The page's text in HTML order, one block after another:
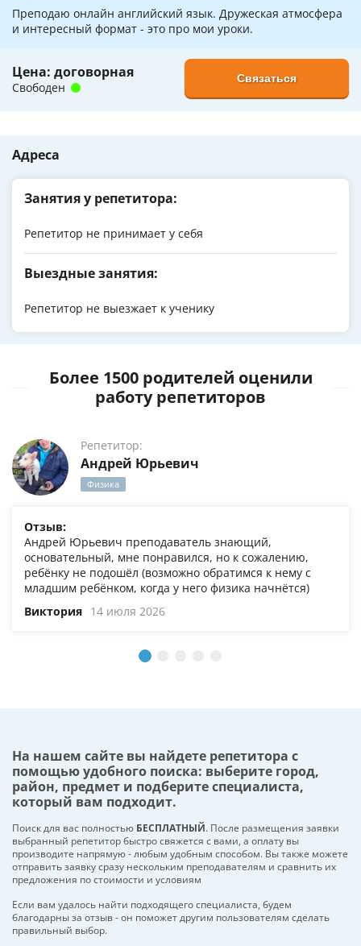
Преподаю онлайн английский язык. Дружеская атмосфера
и интересный формат - это про мои уроки.
Цена: договорная
Свободен
Связаться
Адреса
Занятия у репетитора:
Репетитор не принимает у себя
Выездные занятия:
Репетитор не выезжает к ученику
Более 1500 родителей оценили
работу репетиторов
Репетитор:
Андрей Юрьевич
Физика
Отзыв:
Андрей Юрьевич преподаватель знающий,
основательный, мне понравился, но к сожалению,
ребёнку не подошёл (возможно обратимся к нему с
младшим ребёнком, когда у него физика начнётся)
Виктория 14 июля 2026
На нашем сайте вы найдете репетитора с
помощью удобного поиска: выберите город,
район, предмет и подберите специалиста,
который вам подходит.
Поиск для вас полностью БЕСПЛАТНЫЙ. После размещения заявки
выбранный репетитор быстро свяжется с вами, а оплату вы
производите напрямую - любым удобным способом. Вы также можете
отправить заявку сразу нескольким преподавателям и сравнить их
предложения по стоимости и условиям
Если вам удалось найти подходящего специалиста, будем
благодарны за отзыв - он поможет другим пользователям сделать
правильный выбор.